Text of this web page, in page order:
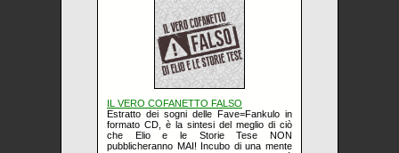
IL VERO COFANETTO FALSO
Estratto dei sogni delle Fave=Fankulo in
formato CD, è la sintesi del meglio di ciò
che Elio e le Storie Tese NON
pubblicheranno MAI! Incubo di una mente